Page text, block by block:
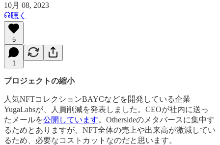
10月 08, 2023
聴く
5
1
プロジェクトの縮小
人気NFTコレクションBAYCなどを開発している企業
YugaLabsが、人員削減を発表しました。CEOが社内に送っ
たメールを公開しています。Othersideのメタバースに集中す
るためとありますが、NFT全体の売上や出来高が激減してい
るため、必要なコストカットなのだと思います。